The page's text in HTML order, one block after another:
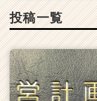
投稿一覧